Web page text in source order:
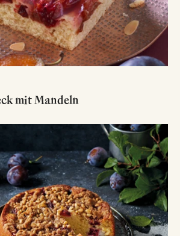
mit Mandeln